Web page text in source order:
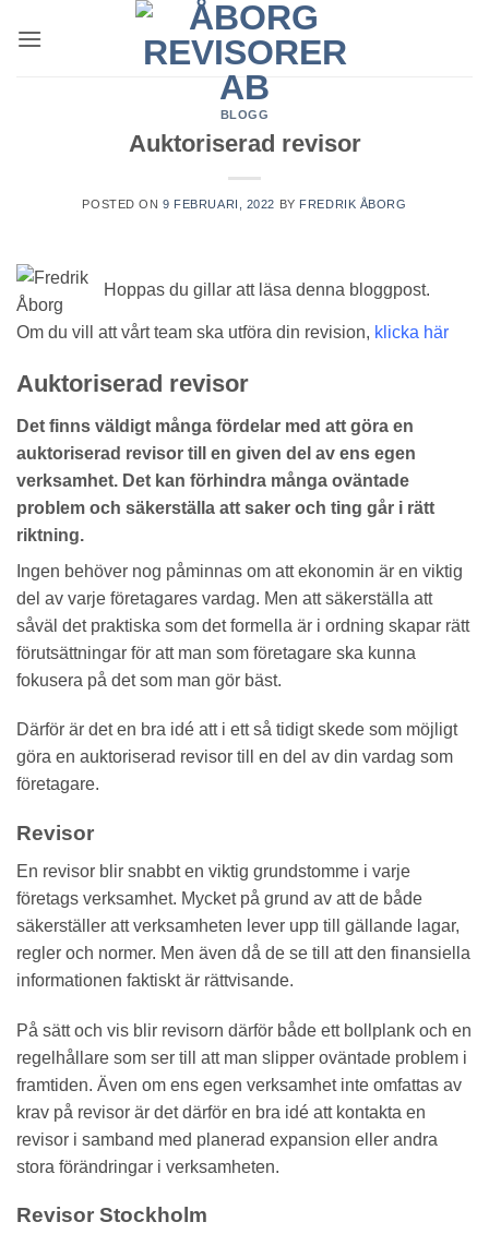
BLOGG
Auktoriserad revisor
POSTED ON9 FEBRUARI, 2022 BY FREDRIK ÅBORG
Hoppas du gillar att läsa denna bloggpost.
Om du vill att vårt team ska utföra din revision, klicka här
Auktoriserad revisor
Det finns väldigt många fördelar med att göra en
auktoriserad revisor till en given del av ens egen
verksamhet. Det kan förhindra många oväntade
problem och säkerställa att saker och ting går i rätt
riktning.
Ingen behöver nog påminnas om att ekonomin är en viktig
del av varje företagares vardag. Men att säkerställa att
såväl det praktiska som det formella är i ordning skapar rätt
förutsättningar för att man som företagare ska kunna
fokusera på det som man gör bäst.
Därför är det en bra idé att i ett så tidigt skede som möjligt
göra en auktoriserad revisor till en del av din vardag som
företagare.
Revisor
En revisor blir snabbt en viktig grundstomme i varje
företags verksamhet. Mycket på grund av att de både
säkerställer att verksamheten lever upp till gällande lagar,
regler och normer. Men även då de se till att den finansiella
informationen faktiskt är rättvisande.
På sätt och vis blir revisorn därför både ett bollplank och en
regelhållare som ser till att man slipper oväntade problem i
framtiden. Även om ens egen verksamhet inte omfattas av
krav på revisor är det därför en bra idé att kontakta en
revisor i samband med planerad expansion eller andra
stora förändringar i verksamheten.
Revisor Stockholm